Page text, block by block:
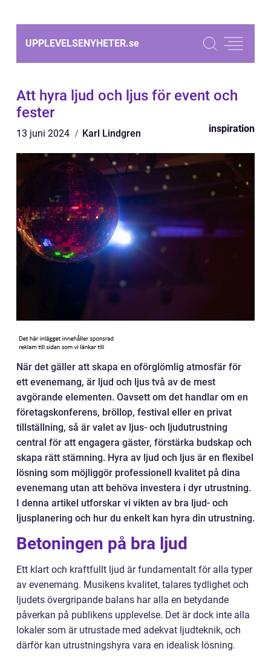
UPPLEVELSENYHETER.se
Att hyra ljud och ljus för event och
fester
13 juni 2024 Karl Lindgren inspiration
När det gäller att skapa en oförglömlig atmosfär för
ett evenemang, är ljud och ljus två av de mest
avgörande elementen. Oavsett om det handlar om en
företagskonferens, bröllop, festival eller en privat
tillställning, så är valet av ljus- och ljudutrustning
central för att engagera gäster, förstärka budskap och
skapa rätt stämning. Hyra av ljud och ljus är en flexibel
lösning som möjliggör professionell kvalitet på dina
evenemang utan att behöva investera i dyr utrustning.
I denna artikel utforskar vi vikten av bra ljud- och
ljusplanering och hur du enkelt kan hyra din utrustning.
Betoningen på bra ljud
Ett klart och kraftfullt ljud är fundamentalt för alla typer
av evenemang. Musikens kvalitet, talares tydlighet och
ljudets övergripande balans har alla en betydande
påverkan på publikens upplevelse. Det är dock inte alla
lokaler som är utrustade med adekvat ljudteknik, och
därför kan utrustningshyra vara en idealisk lösning.